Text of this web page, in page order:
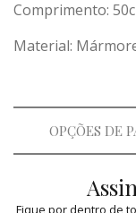
Comprimento:
Material:
OPÇÕES DE
deR$
Fique por dentro de